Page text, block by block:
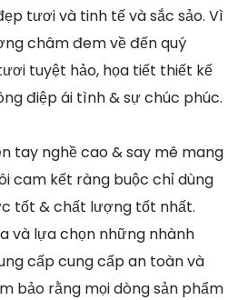
tươi và tinh tế và sắc sảo. Vì
châm đem về đến quý
tuyệt hảo, họa tiết thiết kế
điệp ái tình & sự chúc phúc.
tay nghề cao & say mê mang
cam kết ràng buộc chỉ dùng
tốt & chất lượng tốt nhất.
và lựa chọn những nhành
cấp cung cấp an toàn và
bảo rằng mọi dòng sản phẩm